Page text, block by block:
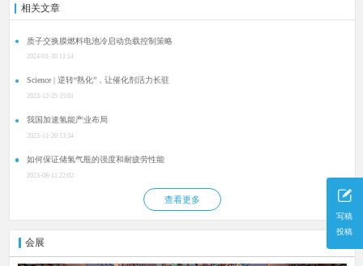
写稿
投稿
相关文章
质子交换膜燃料电池冷启动负载控制策略
2024-01-30 11:14
Science | 逆转“熟化”，让催化剂活力长驻
2023-12-25 15:01
我国加速氢能产业布局
2023-11-20 13:34
如何保证储氢气瓶的强度和耐疲劳性能
2023-08-11 22:02
查看更多
会展